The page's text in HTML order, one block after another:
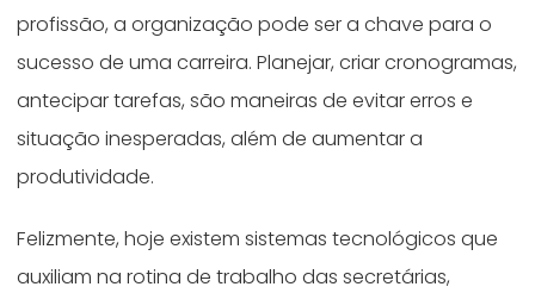
profissão, a organização pode ser a chave para o
sucesso de uma carreira. Planejar, criar cronogramas,
antecipar tarefas, são maneiras de evitar erros e
situação inesperadas, além de aumentar a
produtividade.
Felizmente, hoje existem sistemas tecnológicos que
auxiliam na rotina de trabalho das secretárias,